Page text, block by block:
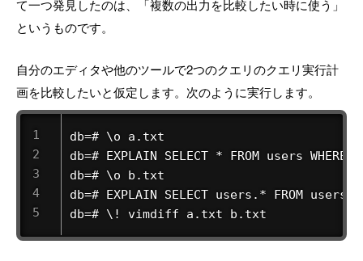
て一つ発見したのは、「複数の出力を比較したい時に使う」
というものです。
自分のエディタや他のツールで2つのクエリのクエリ実行計
画を比較したいと仮定します。次のように実行します。
db=# \o a.txt
db=# EXPLAIN SELECT * FROM users
db=# \o b.txt
db=# EXPLAIN SELECT users.* FROM
db=# \! vimdiff a.txt b.txt